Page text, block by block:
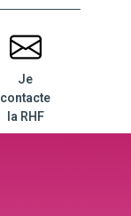
Je
contacte
la RHF